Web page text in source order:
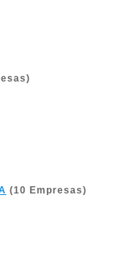
(10 Empresas)